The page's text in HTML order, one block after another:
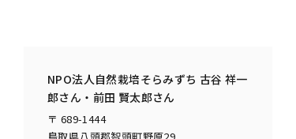
NPO法人自然栽培そらみずち 古谷 祥一
郎さん・前田 賢太郎さん
〒 689-1444